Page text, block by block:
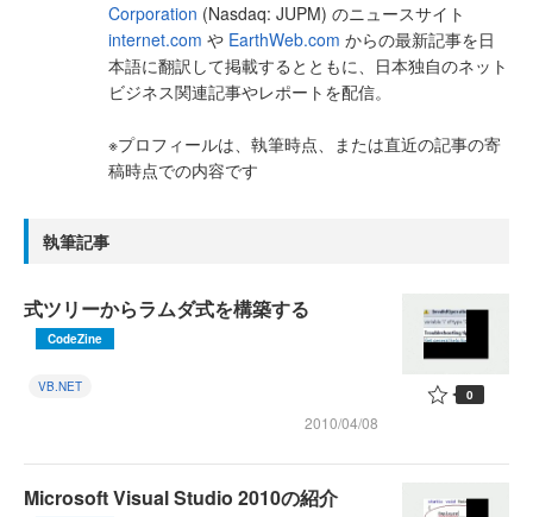
Corporation (Nasdaq: JUPM) のニュースサイト
internet.com や EarthWeb.com からの最新記事を日
本語に翻訳して掲載するとともに、日本独自のネット
ビジネス関連記事やレポートを配信。
※プロフィールは、執筆時点、または直近の記事の寄
稿時点での内容です
執筆記事
式ツリーからラムダ式を構築する
CodeZine
VB.NET
2010/04/08
0
Microsoft Visual Studio 2010の紹介